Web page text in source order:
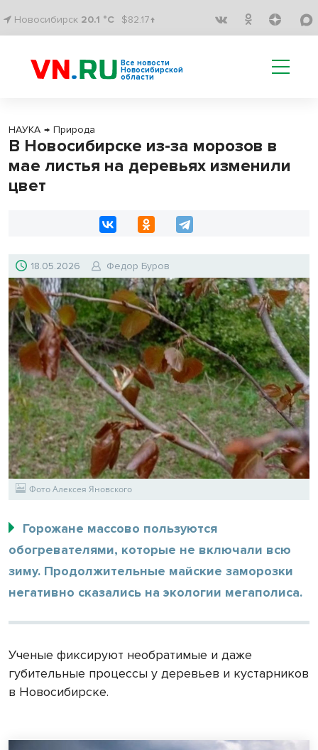
Новосибирск 20.1 °C $82.17↑
Все новости
Новосибирской
области
НАУКА → Природа
В Новосибирске из-за морозов в
мае листья на деревьях изменили
цвет
18.05.2026 Федор Буров
Фото Алексея Яновского
Горожане массово пользуются
обогревателями, которые не включали всю
зиму. Продолжительные майские заморозки
негативно сказались на экологии мегаполиса.
Ученые фиксируют необратимые и даже
губительные процессы у деревьев и кустарников
в Новосибирске.